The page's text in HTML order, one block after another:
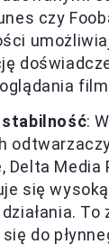
czy
stabilność:
Delta Media
się
To
do